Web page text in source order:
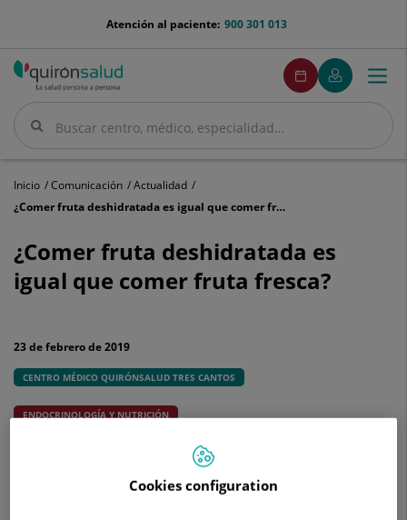
menu-
900 301 013
Atención al paciente:
Buscar
Buscar
menuPedirCita
Pedir
cita
Mi
Quirónsalud
Menú
Inicio Comunicación
Actualidad
¿Comer fruta deshidratada es igual que comer fruta fresca?
fruta
deshidratada
es
igual
fruta
fresca?
¿Comer fruta deshidratada es
igual que comer fruta fresca?
23 de febrero de 2019
CENTRO MÉDICO QUIRÓNSALUD TRES CANTOS
ENDOCRINOLOGÍA Y NUTRICIÓN
Cookies configuration